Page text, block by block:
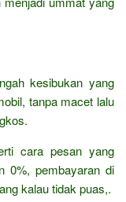
kesibukan yang
tanpa macet lalu
cara pesan yang
0%, pembayaran di
kalau tidak puas,.